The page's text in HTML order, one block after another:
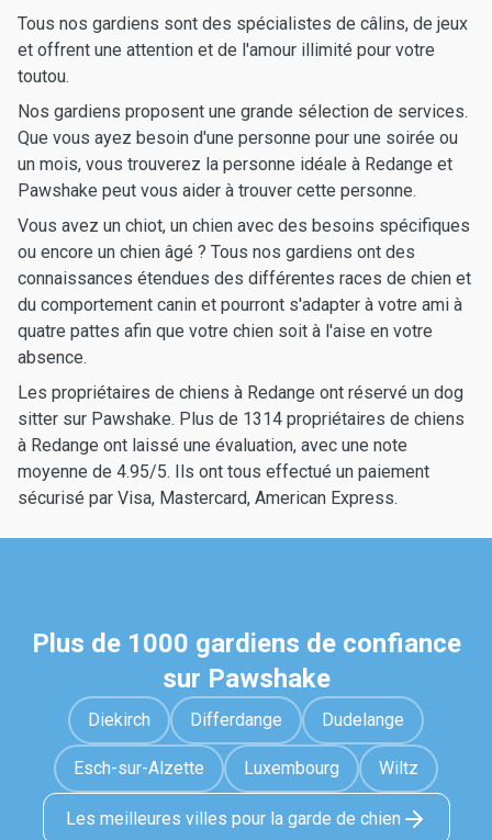
Tous nos gardiens sont des spécialistes de câlins, de jeux
et offrent une attention et de l'amour illimité pour votre
toutou.
Nos gardiens proposent une grande sélection de services.
Que vous ayez besoin d'une personne pour une soirée ou
un mois, vous trouverez la personne idéale à Redange et
Pawshake peut vous aider à trouver cette personne.
Vous avez un chiot, un chien avec des besoins spécifiques
ou encore un chien âgé ? Tous nos gardiens ont des
connaissances étendues des différentes races de chien et
du comportement canin et pourront s'adapter à votre ami à
quatre pattes afin que votre chien soit à l'aise en votre
absence.
Les propriétaires de chiens à Redange ont réservé un dog
sitter sur Pawshake. Plus de 1314 propriétaires de chiens
à Redange ont laissé une évaluation, avec une note
moyenne de 4.95/5. Ils ont tous effectué un paiement
sécurisé par Visa, Mastercard, American Express.
Plus de 1000 gardiens de confiance
sur Pawshake
Diekirch Differdange Dudelange
Esch-sur-Alzette Luxembourg Wiltz
Les meilleures villes pour la garde de chien